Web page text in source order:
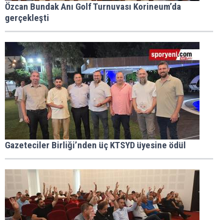
Özcan Bundak Anı Golf Turnuvası Korineum’da
gerçekleşti
Gazeteciler Birliği’nden üç KTSYD üyesine ödül